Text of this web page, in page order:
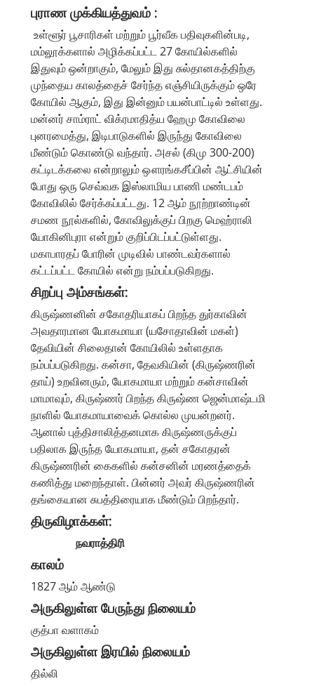
புராண முக்கியத்துவம் :
உள்ளூர் பூசாரிகள் மற்றும் பூர்வீக பதிவுகளின்படி,
மம்லூக்களால் அழிக்கப்பட்ட 27 கோயில்களில்
இதுவும் ஒன்றாகும், மேலும் இது சுல்தானகத்திற்கு
முந்தைய காலத்தைச் சேர்ந்த எஞ்சியிருக்கும் ஒரே
கோயில் ஆகும், இது இன்னும் பயன்பாட்டில் உள்ளது.
மன்னர் சாம்ராட் விக்ரமாதித்ய ஹேமு கோவிலை
புனரமைத்து, இடிபாடுகளில் இருந்து கோவிலை
மீண்டும் கொண்டு வந்தார். அசல் (கிமு 300-200)
கட்டிடக்கலை என்றாலும் ஔரங்கசீப்பின் ஆட்சியின்
போது ஒரு செவ்வக இஸ்லாமிய பாணி மண்டபம்
கோவிலில் சேர்க்கப்பட்டது. 12 ஆம் நூற்றாண்டின்
சமண நூல்களில், கோவிலுக்குப் பிறகு மெஹ்ராலி
யோகினிபுரா என்றும் குறிப்பிடப்பட்டுள்ளது.
மகாபாரதப் போரின் முடிவில் பாண்டவர்களால்
கட்டப்பட்ட கோயில் என்று நம்பப்படுகிறது.
சிறப்பு அம்சங்கள்:
கிருஷ்ணனின் சகோதரியாகப் பிறந்த துர்காவின்
அவதாரமான யோகமாயா (யசோதாவின் மகள்)
தேவியின் சிலைதான் கோயிலில் உள்ளதாக
நம்பப்படுகிறது. கன்சா, தேவகியின் (கிருஷ்ணரின்
தாய்) உறவினரும், யோகமாயா மற்றும் கன்சாவின்
மாமாவும், கிருஷ்ணர் பிறந்த கிருஷ்ண ஜென்மாஷ்டமி
நாளில் யோகமாயாவைக் கொல்ல முயன்றனர்.
ஆனால் புத்திசாலித்தனமாக கிருஷ்ணருக்குப்
பதிலாக இருந்த யோகமாயா, தன் சகோதரன்
கிருஷ்ணரின் கைகளில் கன்சனின் மரணத்தைக்
கணித்து மறைந்தாள். பின்னர் அவர் கிருஷ்ணரின்
தங்கையான சுபத்திரையாக மீண்டும் பிறந்தார்.
திருவிழாக்கள்:
நவராத்திரி
காலம்
1827 ஆம் ஆண்டு
அருகிலுள்ள பேருந்து நிலையம்
குத்பா வளாகம்
அருகிலுள்ள இரயில் நிலையம்
தில்லி